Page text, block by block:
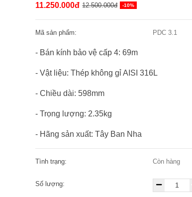
11.250.000đ 12.500.000đ -10%
Mã sản phẩm: PDC 3.1
- Bán kính bảo vệ cấp 4: 69m
- Vật liệu: Thép không gỉ AISI 316L
- Chiều dài: 598mm
- Trọng lượng: 2.35kg
- Hãng sản xuất: Tây Ban Nha
Tình trạng: Còn hàng
Số lượng: